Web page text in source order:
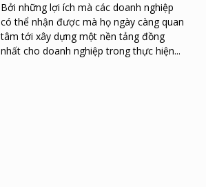
Bởi những lợi ích mà các doanh nghiệp
có thể nhận được mà họ ngày càng quan
tâm tới xây dựng một nền tảng đồng
nhất cho doanh nghiệp trong thực hiện...